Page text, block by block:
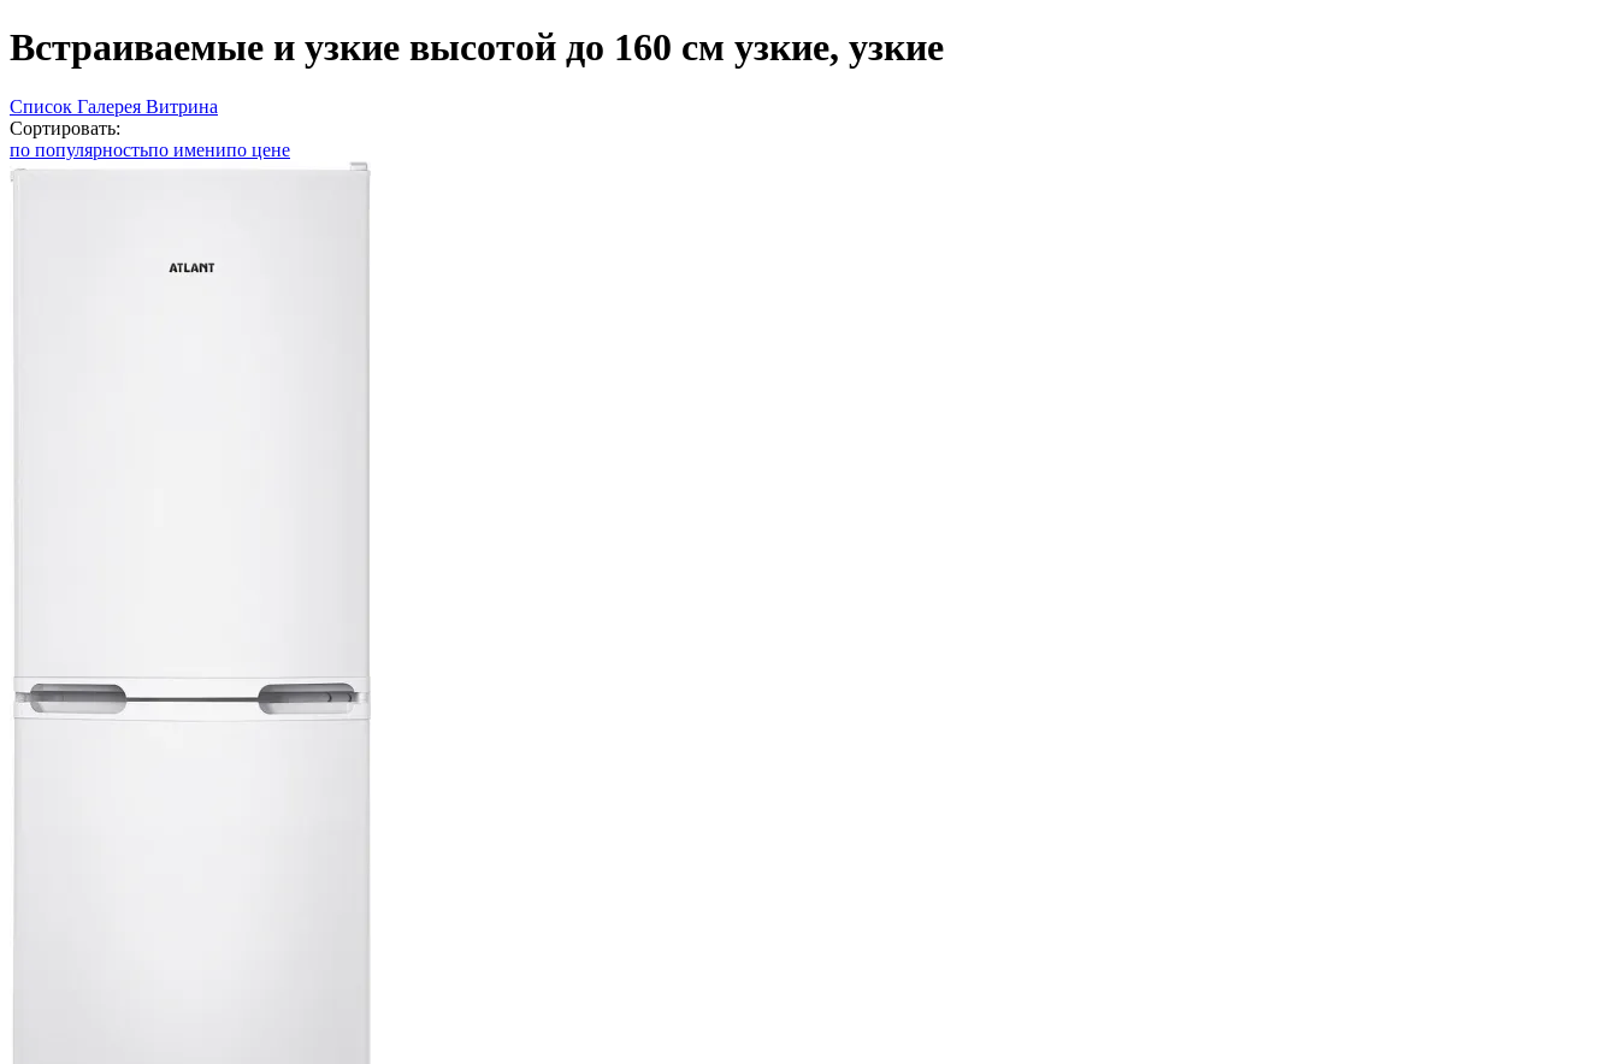
Встраиваемые и узкие высотой до 160 см узкие, узкие
Список Галерея Витрина
Сортировать:
по популярностьпо именипо цене